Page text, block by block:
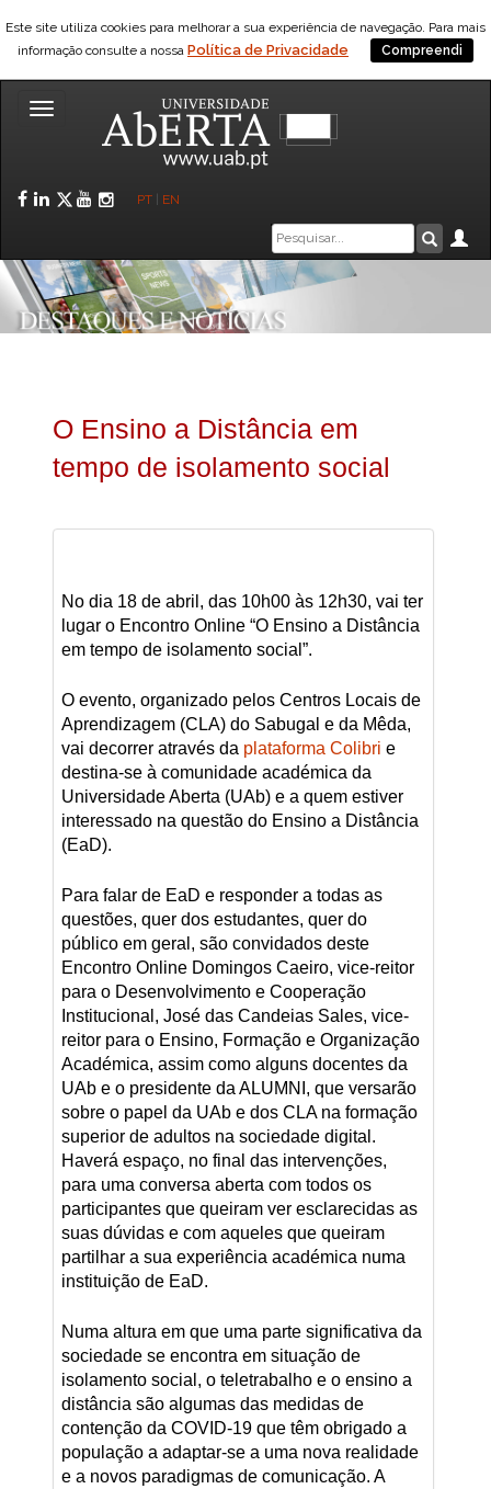
Este site utiliza cookies para melhorar a sua experiência de navegação. Para mais
informação consulte a nossa Política de Privacidade Compreendi
Toggle
Facebook
LinkedIn
Twitter
YouTube
Instagram
PT EN
Caixa
de
pesquisa
O Ensino a Distância em
tempo de isolamento social
No dia 18 de abril, das 10h00 às 12h30, vai ter
lugar o Encontro Online “O Ensino a Distância
em tempo de isolamento social”.
O evento, organizado pelos Centros Locais de
Aprendizagem (CLA) do Sabugal e da Mêda,
vai decorrer através da plataforma Colibri e
destina-se à comunidade académica da
Universidade Aberta (UAb) e a quem estiver
interessado na questão do Ensino a Distância
(EaD).
Para falar de EaD e responder a todas as
questões, quer dos estudantes, quer do
público em geral, são convidados deste
Encontro Online Domingos Caeiro, vice-reitor
para o Desenvolvimento e Cooperação
Institucional, José das Candeias Sales, vice-
reitor para o Ensino, Formação e Organização
Académica, assim como alguns docentes da
UAb e o presidente da ALUMNI, que versarão
sobre o papel da UAb e dos CLA na formação
superior de adultos na sociedade digital.
Haverá espaço, no final das intervenções,
para uma conversa aberta com todos os
participantes que queiram ver esclarecidas as
suas dúvidas e com aqueles que queiram
partilhar a sua experiência académica numa
instituição de EaD.
Numa altura em que uma parte significativa da
sociedade se encontra em situação de
isolamento social, o teletrabalho e o ensino a
distância são algumas das medidas de
contenção da COVID-19 que têm obrigado a
população a adaptar-se a uma nova realidade
e a novos paradigmas de comunicação. A